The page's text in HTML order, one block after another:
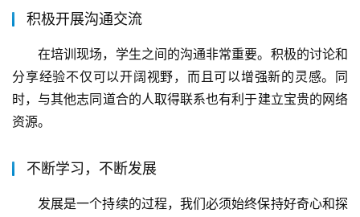
积极开展沟通交流
在培训现场，学生之间的沟通非常重要。积极的讨论和
分享经验不仅可以开阔视野，而且可以增强新的灵感。同
时，与其他志同道合的人取得联系也有利于建立宝贵的网络
资源。
不断学习，不断发展
发展是一个持续的过程，我们必须始终保持好奇心和探